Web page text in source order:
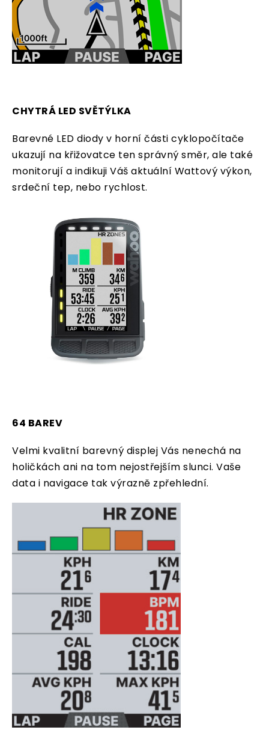
CHYTRÁ LED SVĚTÝLKA
Barevné LED diody v horní části cyklopočítače
ukazují na křižovatce ten správný směr, ale také
monitorují a indikuji Váš aktuální Wattový výkon,
srdeční tep, nebo rychlost.
64 BAREV
Velmi kvalitní barevný displej Vás nenechá na
holičkách ani na tom nejostřejším slunci. Vaše
data i navigace tak výrazně zpřehlední.